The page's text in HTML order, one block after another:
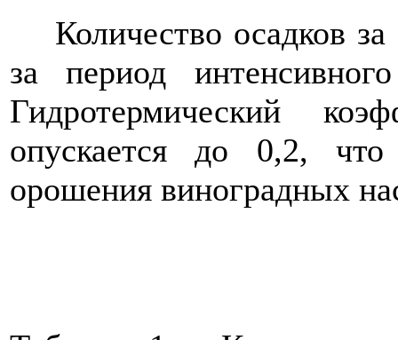
Количество осадков
за период
Гидротермический
опускается до 0,2, что
орошения виноградных